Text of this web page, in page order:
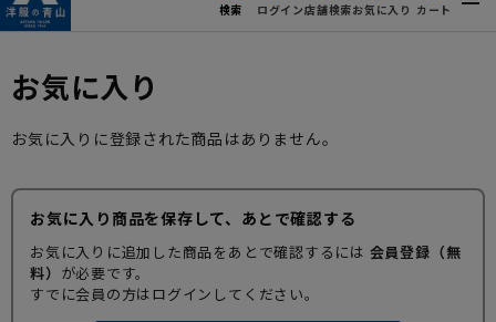
検索 ログイン店舗検索お気に入り カート
お気に入り
お気に入りに登録された商品はありません。
お気に入り商品を保存して、あとで確認する
お気に入りに追加した商品をあとで確認するには 会員登録（無
料） が必要です。
すでに会員の方はログインしてください。